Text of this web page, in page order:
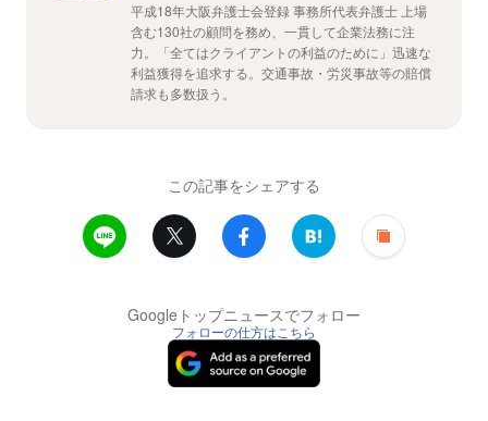
平成18年大阪弁護士会登録 事務所代表弁護士 上場
含む130社の顧問を務め、一貫して企業法務に注
力。「全てはクライアントの利益のために」迅速な
利益獲得を追求する。交通事故・労災事故等の賠償
請求も多数扱う。
この記事をシェアする
Googleトップニュースでフォロー
フォローの仕方はこちら